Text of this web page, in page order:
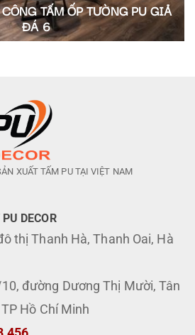
TẤM ỐP TƯỜNG PU GIẢ
ĐÁ 6
XUẤT TẤM PU TẠI VIỆT NAM
DECOR
thị Thanh Hà, Thanh Oai, Hà
đường Dương Thị Mười, Tân
Hồ Chí Minh